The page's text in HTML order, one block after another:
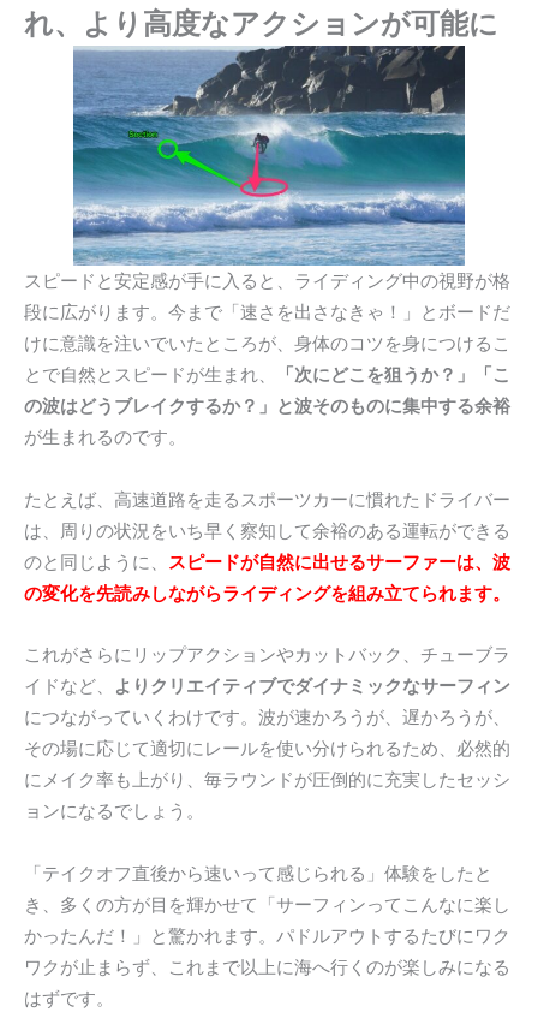
れ、より高度なアクションが可能に
スピードと安定感が手に入ると、ライディング中の視野が格
段に広がります。今まで「速さを出さなきゃ！」とボードだ
けに意識を注いでいたところが、身体のコツを身につけるこ
とで自然とスピードが生まれ、
「次にどこを狙うか？」「こ
の波はどうブレイクするか？」と波そのものに集中する余裕
が生まれるのです。
たとえば、高速道路を走るスポーツカーに慣れたドライバー
は、周りの状況をいち早く察知して余裕のある運転ができる
のと同じように、 スピードが自然に出せるサーファーは、波
の変化を先読みしながらライディングを組み立てられます。
これがさらにリップアクションやカットバック、チューブラ
イドなど、
よりクリエイティブでダイナミックなサーフィン
につながっていくわけです。波が速かろうが、遅かろうが、
その場に応じて適切にレールを使い分けられるため、必然的
にメイク率も上がり、毎ラウンドが圧倒的に充実したセッシ
ョンになるでしょう。
「テイクオフ直後から速いって感じられる」体験をしたと
き、多くの方が目を輝かせて「サーフィンってこんなに楽し
かったんだ！」と驚かれます。パドルアウトするたびにワク
ワクが止まらず、これまで以上に海へ行くのが楽しみになる
はずです。